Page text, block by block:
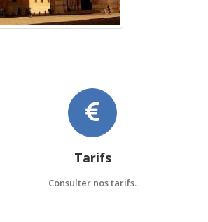
Tarifs
Consulter nos tarifs.